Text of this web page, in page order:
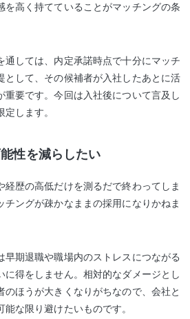
を高く持てていることがマッチングの条
通しては、内定承諾時点で十分にマッチ
として、その候補者が入社したあとに活
重要です。今回は入社後について言及し
します。
性を減らしたい
歴の高低だけを測るだで終わってしま
チングが疎かなままの採用になりかねま
早期退職や職場内のストレスにつながる
に得をしません。相対的なダメージとし
のほうが大きくなりがちなので、会社と
な限り避けたいものです。